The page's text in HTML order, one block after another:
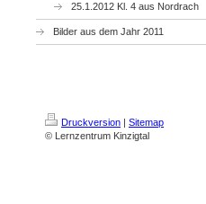
25.1.2012 Kl. 4 aus Nordrach
Bilder aus dem Jahr 2011
Druckversion | Sitemap
© Lernzentrum Kinzigtal